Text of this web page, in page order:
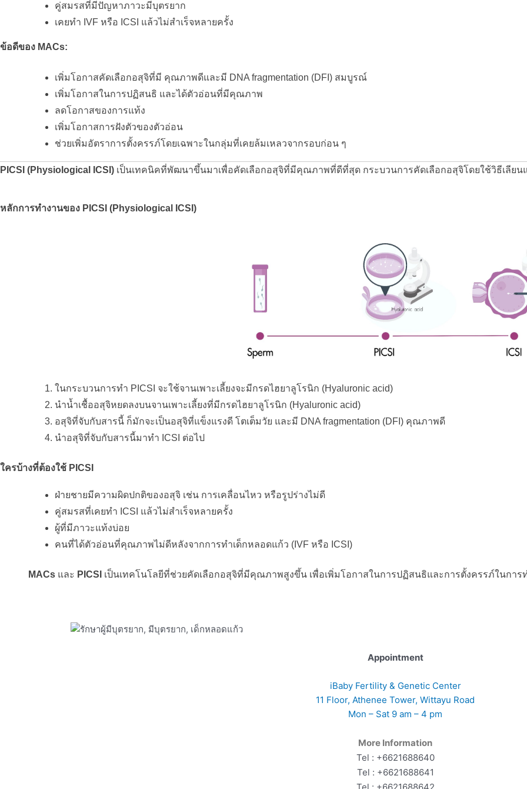
คู่สมรสที่มีปัญหาภาวะมีบุตรยาก
เคยทำ IVF หรือ ICSI แล้วไม่สำเร็จหลายครั้ง
ข้อดีของ MACs:
เพิ่มโอกาสคัดเลือกอสุจิที่มี คุณภาพดีและมี DNA fragmentation (DFI) สมบูรณ์
เพิ่มโอกาสในการปฏิสนธิ และได้ตัวอ่อนที่มีคุณภาพ
ลดโอกาสของการแท้ง
เพิ่มโอกาสการฝังตัวของตัวอ่อน
ช่วยเพิ่มอัตราการตั้งครรภ์โดยเฉพาะในกลุ่มที่เคยล้มเหลวจากรอบก่อน ๆ
PICSI (Physiological ICSI) เป็นเทคนิคที่พัฒนาขึ้นมาเพื่อคัดเลือกอสุจิที่มีคุณภาพที่ดีที่สุด กระบวนการคัดเลือกอสุจิโดยใช้วิธีเลียน
หลักการทำงานของ PICSI (Physiological ICSI)
ในกระบวนการทำ PICSI จะใช้จานเพาะเลี้ยงจะมีกรดไฮยาลูโรนิก (Hyaluronic acid)
นำน้ำเชื้ออสุจิหยดลงบนจานเพาะเลี้ยงที่มีกรดไฮยาลูโรนิก (Hyaluronic acid)
อสุจิที่จับกับสารนี้ ก็มักจะเป็นอสุจิที่แข็งแรงดี โตเต็มวัย และมี DNA fragmentation (DFI) คุณภาพดี
นำอสุจิที่จับกับสารนี้มาทำ ICSI ต่อไป
ใครบ้างที่ต้องใช้ PICSI
ฝ่ายชายมีความผิดปกติของอสุจิ เช่น การเคลื่อนไหว หรือรูปร่างไม่ดี
คู่สมรสที่เคยทำ ICSI แล้วไม่สำเร็จหลายครั้ง
ผู้ที่มีภาวะแท้งบ่อย
คนที่ได้ตัวอ่อนที่คุณภาพไม่ดีหลังจากการทำเด็กหลอดแก้ว (IVF หรือ ICSI)
MACs และ PICSI เป็นเทคโนโลยีที่ช่วยคัดเลือกอสุจิที่มีคุณภาพสูงขึ้น เพื่อเพิ่มโอกาสในการปฏิสนธิและการตั้งครรภ์ในการ
Appointment
iBaby Fertility & Genetic Center
11 Floor, Athenee Tower, Wittayu Road
Mon – Sat 9 am – 4 pm
More Information
Tel : +6621688640
Tel : +6621688641